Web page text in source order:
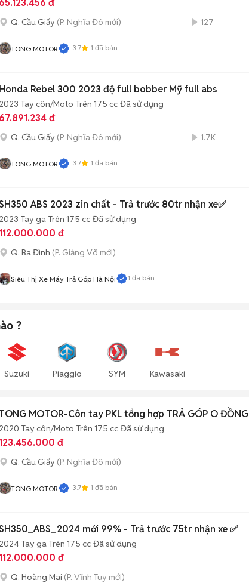
65.123.456 đ
Q. Cầu Giấy (P. Nghĩa Đô mới) 127
TONG MOTOR 3.7 1 đã bán
Honda Rebel 300 2023 độ full bobber Mỹ full abs
2023 Tay côn/Moto Trên 175 cc Đã sử dụng
67.891.234 đ
Q. Cầu Giấy (P. Nghĩa Đô mới) 1.7K
TONG MOTOR 3.7 1 đã bán
ABS 2023 zin chất - Trả trước 80tr nhận xe✅
2023 Tay ga Trên 175 cc Đã sử dụng
112.000.000 đ
Q. Ba Đình (P. Giảng Võ mới)
Siêu Thị Xe Máy Trả Góp Hà Nội 1 đã bán
?
Suzuki Piaggio SYM Kawasaki
TONG MOTOR-Côn tay PKL tổng hợp TRẢ GÓP O ĐỒNG
2020 Tay côn/Moto Trên 175 cc Đã sử dụng
123.456.000 đ
Q. Cầu Giấy (P. Nghĩa Đô mới)
TONG MOTOR 3.7 1 đã bán
mới 99% - Trả trước 75tr nhận xe ✅
2024 Tay ga Trên 175 cc Đã sử dụng
112.000.000 đ
Q. Hoàng Mai (P. Vĩnh Tuy mới)